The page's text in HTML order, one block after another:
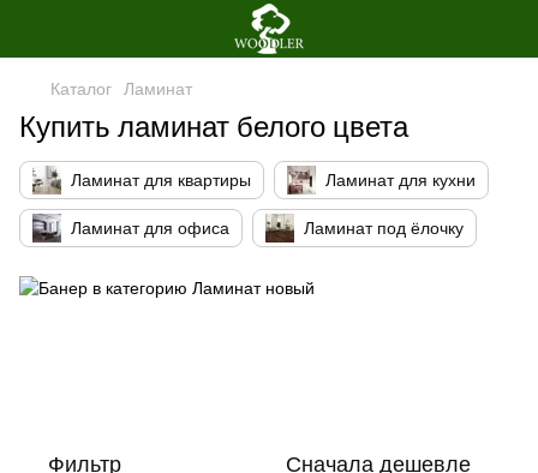
Каталог Ламинат
Купить ламинат белого цвета
Ламинат для квартиры Ламинат для кухни
Ламинат для офиса Ламинат под ёлочку
Фильтр Сначала дешевле